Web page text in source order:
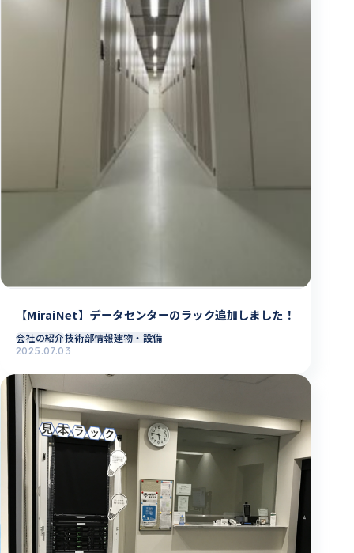
【MiraiNet】データセンターのラック追加しました！
会社の紹介技術部情報建物・設備
2025.07.03